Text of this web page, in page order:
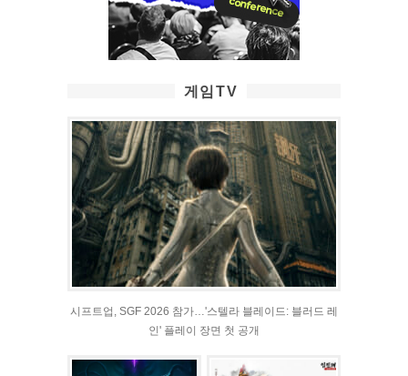
게임TV
시프트업, SGF 2026 참가…'스텔라 블레이드: 블러드 레
인' 플레이 장면 첫 공개